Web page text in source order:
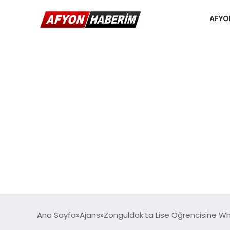
Ana Sayfa Ajans Zonguldak’ta Lise Öğrencisine